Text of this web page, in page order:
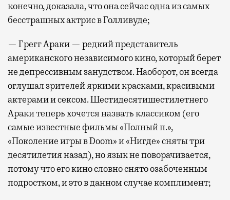
конечно, доказала, что она сейчас одна из самых
бесстрашных актрис в Голливуде;
— Грегг Араки — редкий представитель
американского независимого кино, который берет
не депрессивным занудством. Наоборот, он всегда
оглушал зрителей яркими красками, красивыми
актерами и сексом. Шестидесятишестилетнего
Араки теперь хочется назвать классиком (его
самые известные фильмы «Полный п.»,
«Поколение игры в Doom» и «Нигде» сняты три
десятилетия назад), но язык не поворачивается,
потому что его кино словно снято озабоченным
подростком, и это в данном случае комплимент;